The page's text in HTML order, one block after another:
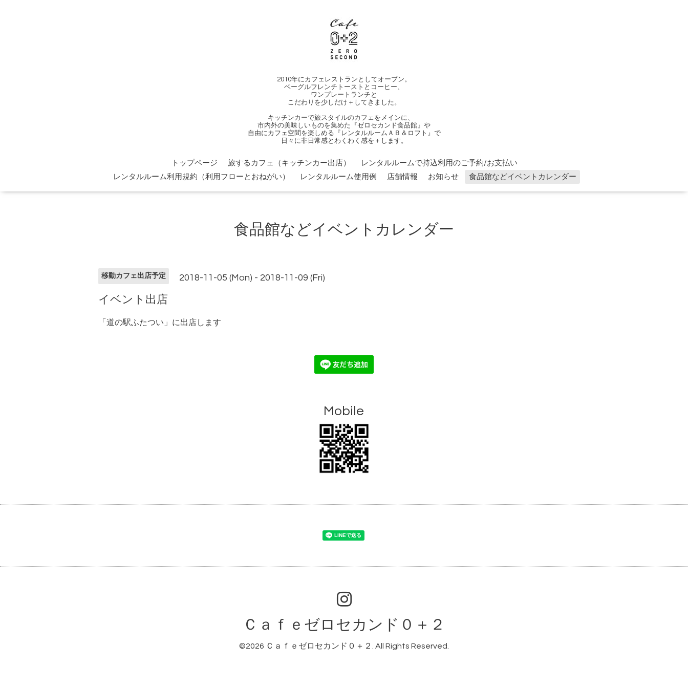
2010年にカフェレストランとしてオープン。
ベーグルフレンチトーストとコーヒー、
ワンプレートランチと
こだわりを少しだけ＋してきました。
キッチンカーで旅スタイルのカフェをメインに、
市内外の美味しいものを集めた『ゼロセカンド食品館』や
自由にカフェ空間を楽しめる『レンタルルームＡＢ＆ロフト』で
日々に非日常感とわくわく感を＋します。
トップページ 旅するカフェ（キッチンカー出店）
レンタルルームで持込利用のご予約/お支払い
レンタルルーム利用規約（利用フローとおねがい）
レンタルルーム使用例 店舗情報 お知らせ 食品館などイベントカレンダー
食品館などイベントカレンダー
移動カフェ出店予定 2018-11-05 (Mon) - 2018-11-09 (Fri)
イベント出店
「道の駅ふたつい」に出店します
Mobile
Ｃａｆｅゼロセカンド０＋２
©2026 Ｃａｆｅゼロセカンド０＋２ . All Rights Reserved.